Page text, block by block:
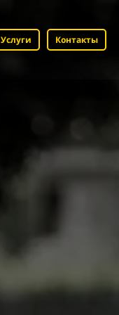
Услуги Контакты